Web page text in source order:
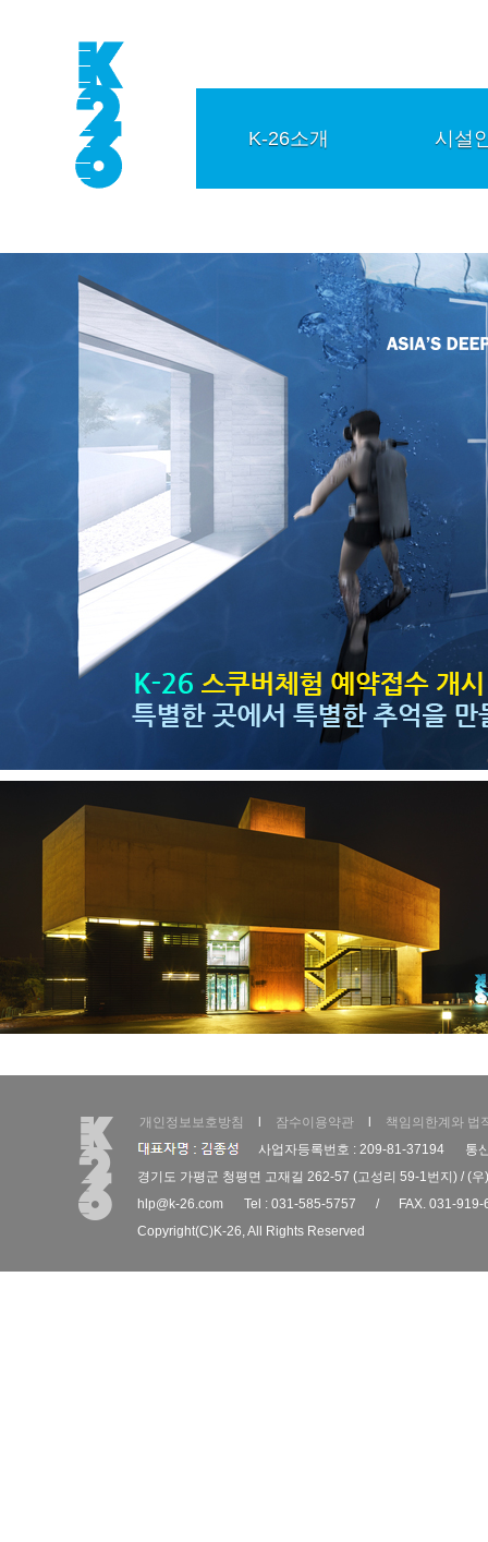
K-26소개 시설
개인정보보호방침 잠수이용약관
책임의한계와 법
사업자등록번호 : 209-81-37194
통
경기도 가평군 청평면 고재길 262-57 (고성리 59-1번지) / (
hlp@k-26.com
Tel : 031-585-5757 /
FAX. 031-919-
Copyright(C)K-26, All Rights Reserved